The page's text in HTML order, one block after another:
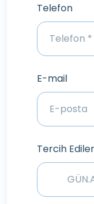
Telefon
E-mail
Tercih